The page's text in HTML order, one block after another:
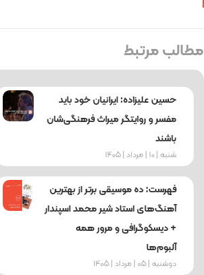
مطالب مرتبط
حسین علیزاده: ایرانیان خود باید
مفسر و روایتگر میراث فرهنگی‌شان
باشند
شنبه | 10 | مرداد | 1405
فهرست: ده موسیقی برتر از بهترین
آهنگ‌های استاد شیر محمد اسپندار
+ دیسکوگرافی و مرور همه
آلبوم‌ها
دوشنبه | 05 | مرداد | 1405